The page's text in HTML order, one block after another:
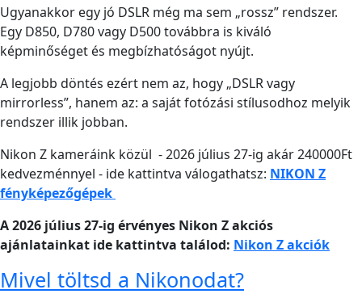
Ugyanakkor egy jó DSLR még ma sem „rossz” rendszer.
Egy D850, D780 vagy D500 továbbra is kiváló
képminőséget és megbízhatóságot nyújt.
A legjobb döntés ezért nem az, hogy „DSLR vagy
mirrorless”, hanem az: a saját fotózási stílusodhoz melyik
rendszer illik jobban.
Nikon Z kameráink közül - 2026 július 27-ig akár 240000Ft
kedvezménnyel - ide kattintva válogathatsz: NIKON Z
fényképezőgépek
A 2026 július 27-ig érvényes Nikon Z akciós
ajánlatainkat ide kattintva találod: Nikon Z akciók
Mivel töltsd a Nikonodat?